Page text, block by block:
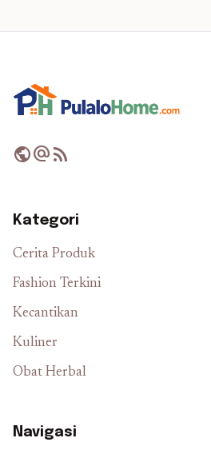
publicalternate_emailrss_feed
Kategori
Cerita Produk
Fashion Terkini
Kecantikan
Kuliner
Obat Herbal
Navigasi